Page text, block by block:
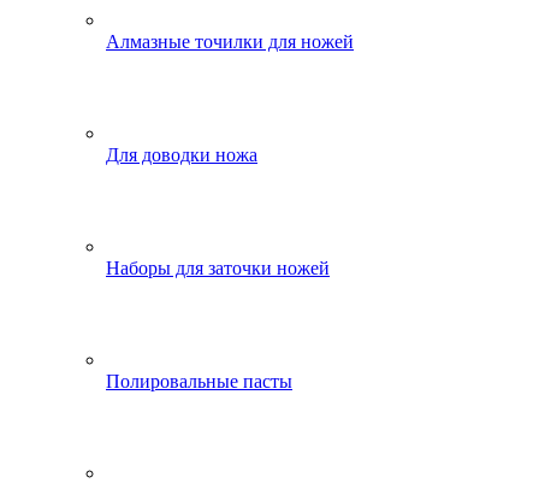
Алмазные точилки для ножей
Для доводки ножа
Наборы для заточки ножей
Полировальные пасты